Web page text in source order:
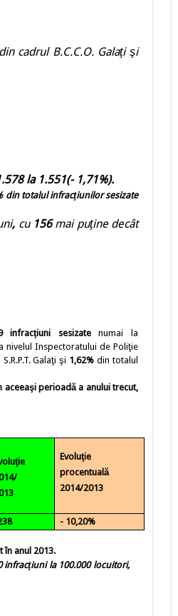
cadrul B.C.C.O. Galaţi şi
la 1.551(- 1,71%).
din totalul infracţiunilor sesizate
, cu156mai puţine decât
infracţiuni sesizatenumai la
nivelul Inspectoratului de Poliţie
Galaţi şi 1,62%din totalul
aceeaşi perioadă a anului trecut,
Evoluţie
procentuală
2014/2013
- 10,20%
în anul 2013.
infracţiunila 100.000 locuitori,